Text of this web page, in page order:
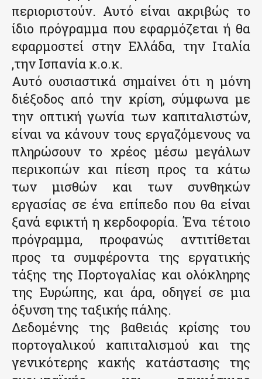
περιοριστούν. Αυτό είναι ακριβώς το
ίδιο πρόγραμμα που εφαρμόζεται ή θα
εφαρμοστεί στην Ελλάδα, την Ιταλία
,την Ισπανία κ.ο.κ.
Αυτό ουσιαστικά σημαίνει ότι η μόνη
διέξοδος από την κρίση, σύμφωνα με
την οπτική γωνία των καπιταλιστών,
είναι να κάνουν τους εργαζόμενους να
πληρώσουν το χρέος μέσω μεγάλων
περικοπών και πίεση προς τα κάτω
των μισθών και των συνθηκών
εργασίας σε ένα επίπεδο που θα είναι
ξανά εφικτή η κερδοφορία. Ένα τέτοιο
πρόγραμμα, προφανώς αντιτίθεται
προς τα συμφέροντα της εργατικής
τάξης της Πορτογαλίας και ολόκληρης
της Ευρώπης, και άρα, οδηγεί σε μια
όξυνση της ταξικής πάλης.
Δεδομένης της βαθειάς κρίσης του
πορτογαλικού καπιταλισμού και της
γενικότερης κακής κατάστασης της